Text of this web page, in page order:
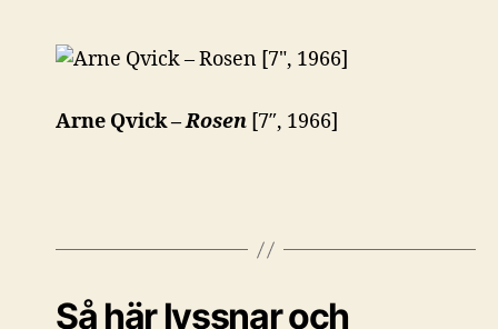
Arne Qvick –Rosen [7″, 1966]
Så här lyssnar och